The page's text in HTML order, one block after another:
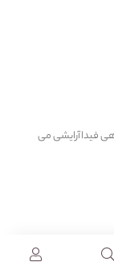
فیداآرایشی می